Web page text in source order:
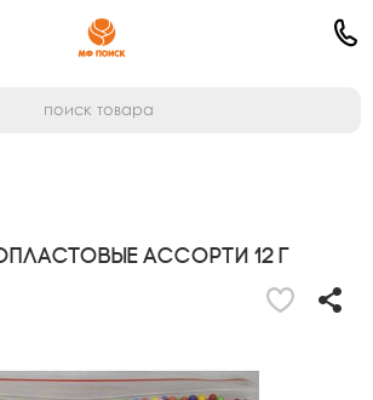
ассорти 12 г